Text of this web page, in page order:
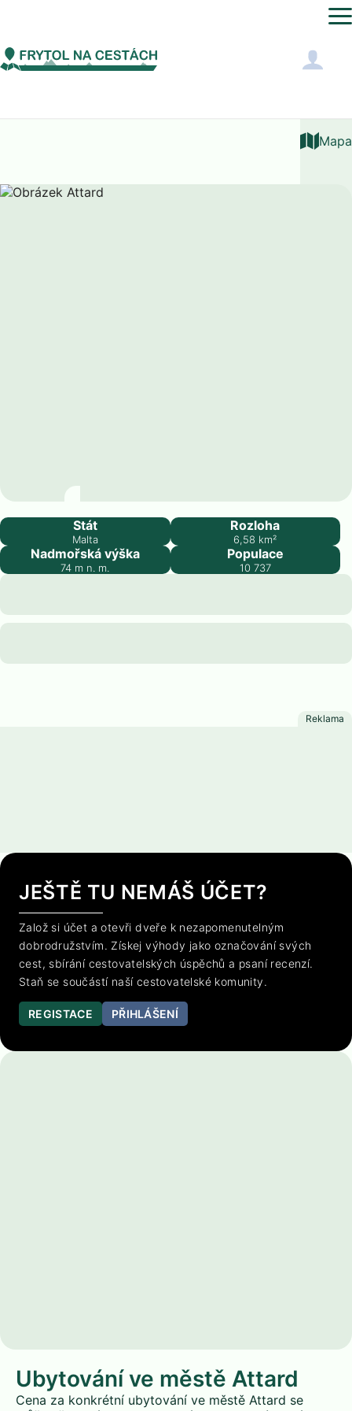
Evropa Malta Attard
Mapa
Attard
Stát
Malta
Rozloha
6,58 km²
Nadmořská výška
74 m n. m.
Populace
10 737
JEŠTĚ TU NEMÁŠ ÚČET?
Založ si účet a otevři dveře k nezapomenutelným
dobrodružstvím. Získej výhody jako označování svých
cest, sbírání cestovatelských úspěchů a psaní recenzí.
Staň se součástí naší cestovatelské komunity.
REGISTACE PŘIHLÁŠENÍ
Ubytování ve městě Attard
Cena za konkrétní ubytování ve městě Attard se